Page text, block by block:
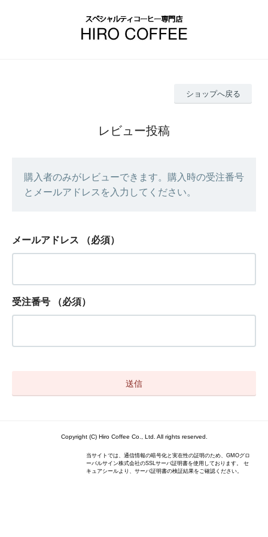
ショップへ戻る
レビュー投稿
購入者のみがレビューできます。購入時の受注番号
とメールアドレスを入力してください。
メールアドレス （必須）
受注番号 （必須）
Copyright (C) Hiro Coffee Co., Ltd. All rights reserved.
当サイトでは、通信情報の暗号化と実在性の証明のため、GMOグロ
ーバルサイン株式会社のSSLサーバ証明書を使用しております。 セ
キュアシールより、サーバ証明書の検証結果をご確認ください。